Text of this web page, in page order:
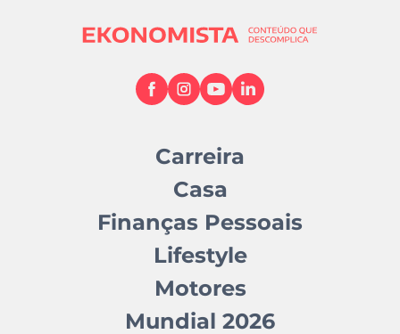
Carreira
Casa
Finanças Pessoais
Lifestyle
Motores
Mundial 2026